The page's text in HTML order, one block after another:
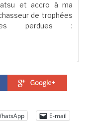
et accro à ma
de trophées
perdues :
E-mail